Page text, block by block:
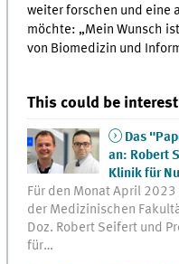
weiter forschen und eine
möchte: „Mein Wunsch
von Biomedizin und
This could be
Das
an: Robert
Klinik für
Für den Monat April
der Medizinischen
Doz. Robert Seifert und
für…